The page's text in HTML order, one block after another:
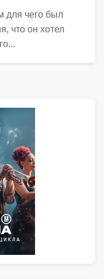
для чего был
что он хотел